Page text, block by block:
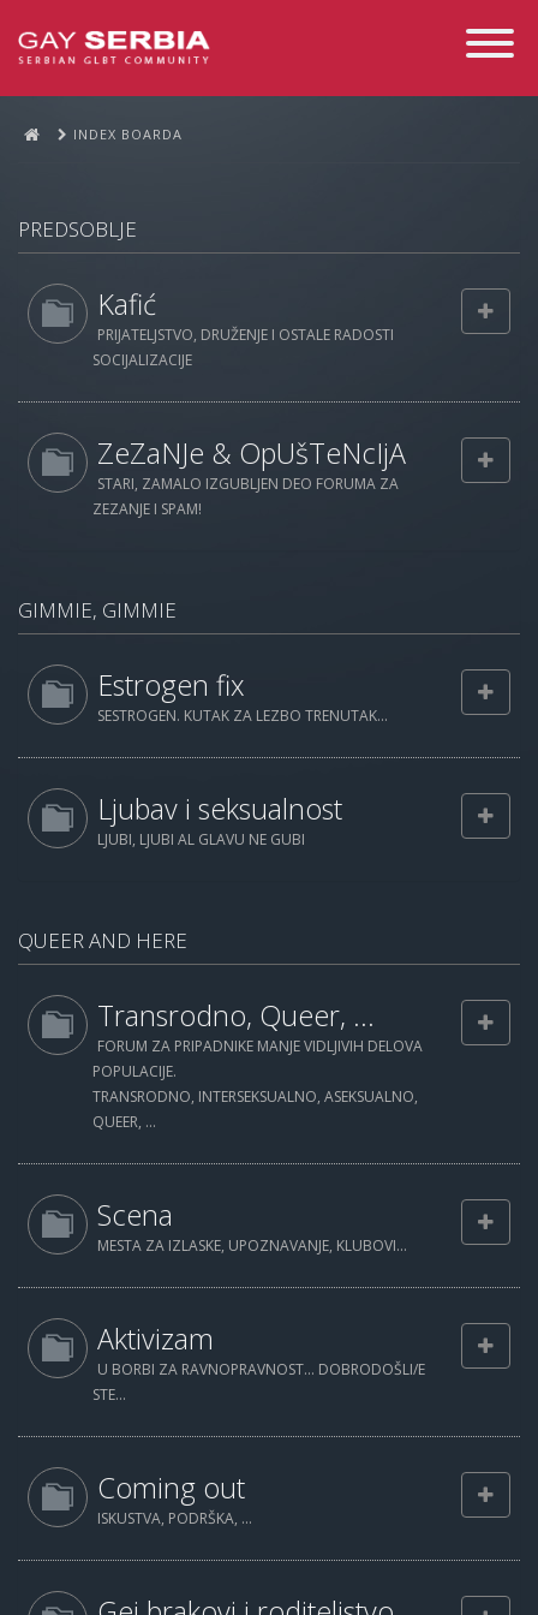
Toggle
INDEX BOARDA
PREDSOBLJE
Kafić
PRIJATELJSTVO, DRUŽENJE I OSTALE RADOSTI
SOCIJALIZACIJE
ZeZaNJe & OpUšTeNcIjA
STARI, ZAMALO IZGUBLJEN DEO FORUMA ZA
ZEZANJE I SPAM!
GIMMIE, GIMMIE
Estrogen fix
SESTROGEN. KUTAK ZA LEZBO TRENUTAK...
Ljubav i seksualnost
LJUBI, LJUBI AL GLAVU NE GUBI
QUEER AND HERE
Transrodno, Queer, ...
FORUM ZA PRIPADNIKE MANJE VIDLJIVIH DELOVA
POPULACIJE.
TRANSRODNO, INTERSEKSUALNO, ASEKSUALNO,
QUEER, ...
Scena
MESTA ZA IZLASKE, UPOZNAVANJE, KLUBOVI...
Aktivizam
U BORBI ZA RAVNOPRAVNOST... DOBRODOŠLI/E
STE...
Coming out
ISKUSTVA, PODRŠKA, ...